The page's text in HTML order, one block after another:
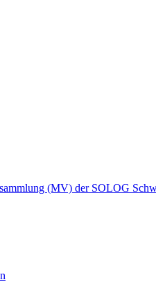
(MV) der SOLOG